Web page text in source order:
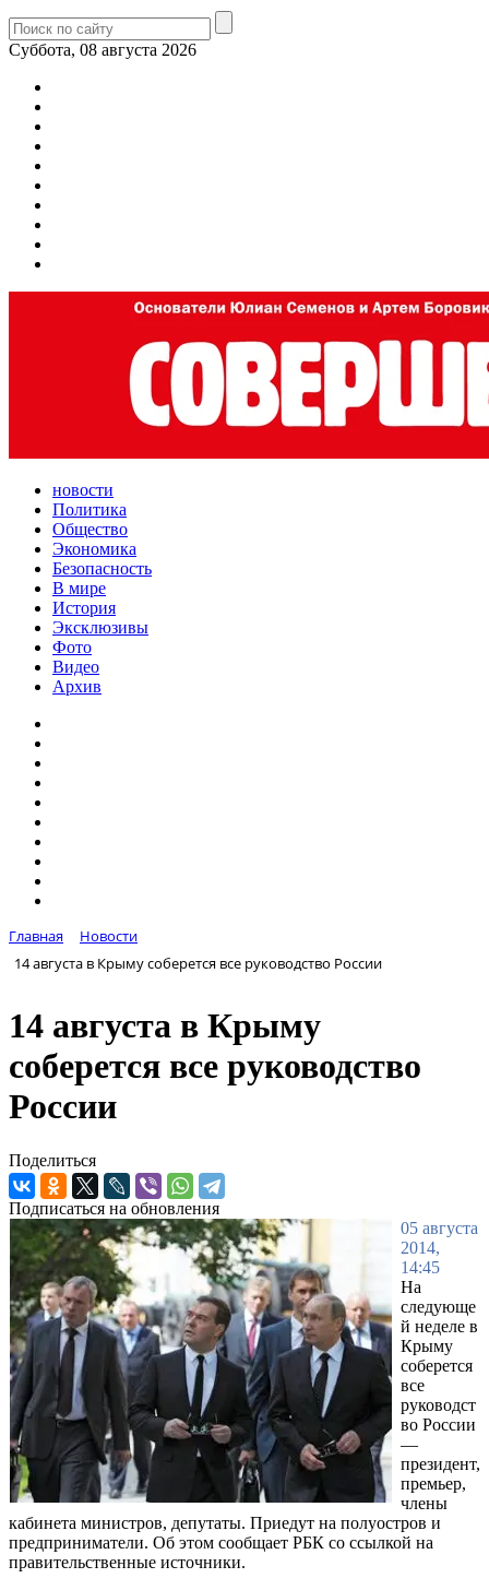
Суббота, 08 августа 2026
новости
Политика
Общество
Экономика
Безопасность
В мире
История
Эксклюзивы
Фото
Видео
Архив
Главная
Новости
14 августа в Крыму соберется все руководство России
14 августа в Крыму
соберется все руководство
России
Поделиться
Подписаться на обновления
05 августа
2014,
14:45
На
следующе
й неделе в
Крыму
соберется
все
руководст
во России
—
президент,
премьер,
члены
кабинета министров, депутаты. Приедут на полуостров и
предприниматели. Об этом сообщает РБК со ссылкой на
правительственные источники.